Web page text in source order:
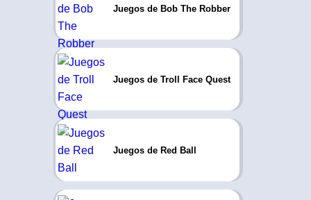
Juegos de Bob The Robber
Juegos de Troll Face Quest
Juegos de Red Ball